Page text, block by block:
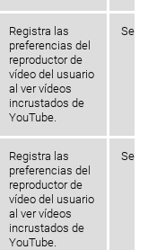
Registra las
preferencias del
reproductor de
vídeo del usuario
al ver vídeos
incrustados de
YouTube.
Registra las
preferencias del
reproductor de
vídeo del usuario
al ver vídeos
incrustados de
YouTube.